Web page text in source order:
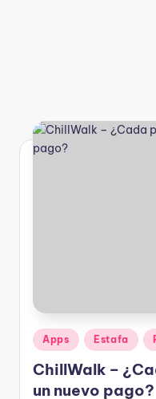
Publicado
en
Apps Estafa
ChillWalk –
un nuevo pago?